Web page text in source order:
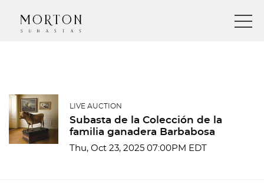
LIVE AUCTION
Subasta de la Colección de la
familia ganadera Barbabosa
Thu, Oct 23, 2025 07:00PM EDT